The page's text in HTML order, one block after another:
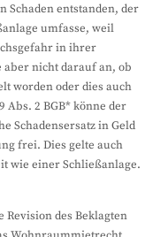
Schaden entstanden, der
umfasse, weil
in ihrer
nicht darauf an, ob
worden oder dies auch
Abs. 2 BGB* könne der
Schadensersatz in Geld
frei. Dies gelte auch
wie einer Schließanlage.
Revision des Beklagten